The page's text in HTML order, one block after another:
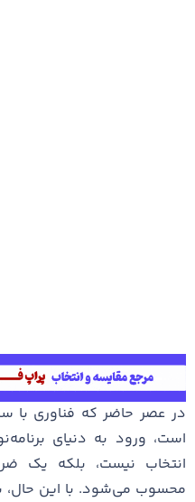
در عصر حاضر که فناوری با
است، ورود به دنیای
انتخاب نیست، بلکه یک
محسوب می‌شود. با این حال،